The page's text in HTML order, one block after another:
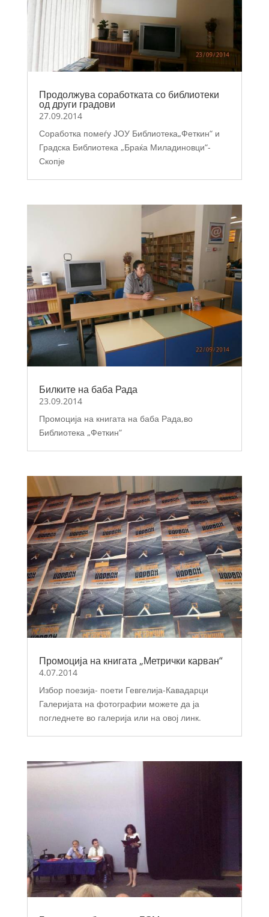
Продолжува соработката со библиотеки
од други градови
27.09.2014
Соработка помеѓу ЈОУ Библиотека„Феткин“ и
Градска Библиотека „Браќа Миладиновци“-
Скопје
Билките на баба Рада
23.09.2014
Промоција на книгата на баба Рада,во
Библиотека „Феткин“
Промоција на книгата „Метрички карван“
4.07.2014
Избор поезија- поети Гевгелија-Кавадарци
Галеријата на фотографии можете да ја
погледнете во галерија или на овој линк.